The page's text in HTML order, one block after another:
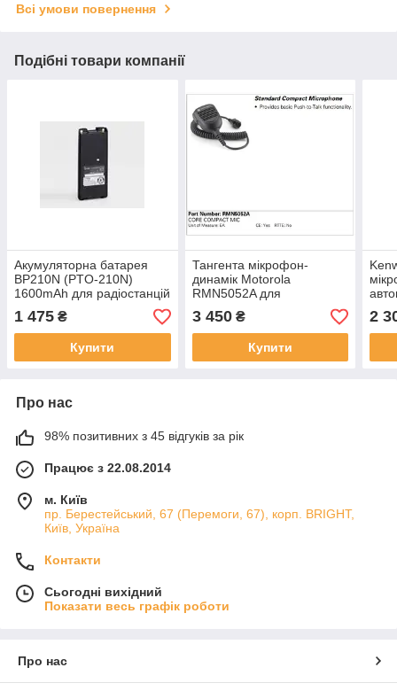
Всі умови повернення
Подібні товари компанії
Акумуляторна батарея
BP210N (PTO-210N)
1600mAh для радіостанцій
Icom IC F11 / IC F21
1 475 ₴
Купити
Тангента мікрофон-
динамік Motorola
RMN5052A для
автомобільної радіостанції
Motorola DM4400 /
DM4600 / DM4601
3 450₴
Купити
2
Про нас
98% позитивних з 45 відгуків за рік
Працює з 22.08.2014
м. Київ
пр. Берестейський, 67 (Перемоги, 67), корп. ВRIGHT,
Київ, Україна
Контакти
Сьогодні вихідний
Показати весь графік роботи
Про нас